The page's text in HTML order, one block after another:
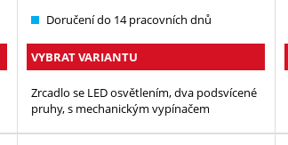
Doručení do 14 pracovních dnů
VYBRAT VARIANTU
Zrcadlo se LED osvětlením, dva podsvícené
pruhy, s mechanickým vypínačem